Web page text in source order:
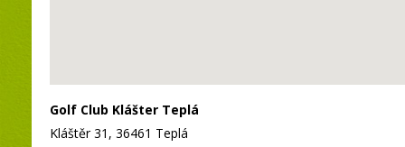
Golf Club Klášter Teplá
Kláštěr 31, 36461 Teplá